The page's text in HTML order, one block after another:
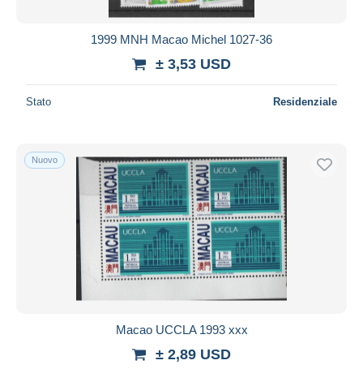
1999 MNH Macao Michel 1027-36
± 3,53 USD
Stato Residenziale
Nuovo
Macao UCCLA 1993 xxx
± 2,89 USD